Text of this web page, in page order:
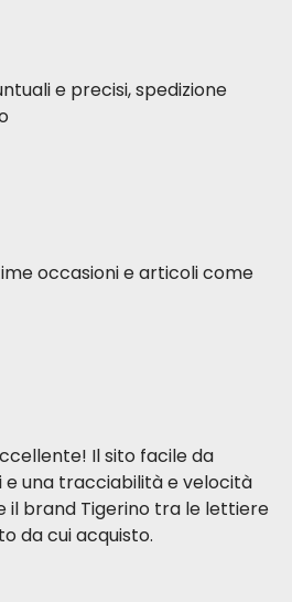
e precisi, spedizione
occasioni e articoli come
Il sito facile da
e una tracciabilità e velocità
il brand Tigerino tra le lettiere
da cui acquisto.